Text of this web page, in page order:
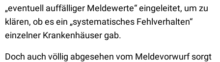
„eventuell auffälliger Meldewerte“ eingeleitet, um zu
klären, ob es ein „systematisches Fehlverhalten“
einzelner Krankenhäuser gab.
Doch auch völlig abgesehen vom Meldevorwurf sorgt